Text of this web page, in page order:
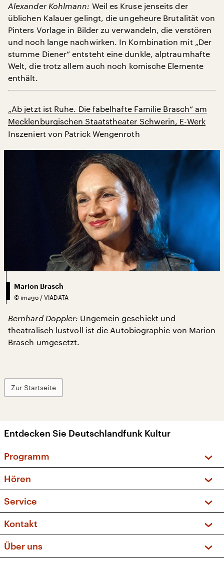
Alexander Kohlmann: Weil es Kruse jenseits der
üblichen Kalauer gelingt, die ungeheure Brutalität von
Pinters Vorlage in Bilder zu verwandeln, die verstören
und noch lange nachwirken. In Kombination mit „Der
stumme Diener“ entsteht eine dunkle, alptraumhafte
Welt, die trotz allem auch noch komische Elemente
enthält.
„Ab jetzt ist Ruhe. Die fabelhafte Familie Brasch“ am
Mecklenburgischen Staatstheater Schwerin, E-Werk
Inszeniert von Patrick Wengenroth
Marion Brasch
© imago / VIADATA
Bernhard Doppler: Ungemein geschickt und
theatralisch lustvoll ist die Autobiographie von Marion
Brasch umgesetzt.
Zur Startseite
Entdecken Sie Deutschlandfunk Kultur
Programm
Sendungen und Podcasts
Musikliste
Kakadu – Das Kinderprogramm
Hören
Frequenzen (UKW + DAB+)
Service
FAQ
Apps
Newsletter
Kontakt
Social Media
Über uns